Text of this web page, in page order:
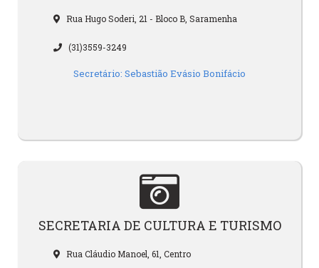
Rua Hugo Soderi, 21 - Bloco B, Saramenha
(31)3559-3249
Secretário: Sebastião Evásio Bonifácio
SECRETARIA DE CULTURA E TURISMO
Rua Cláudio Manoel, 61, Centro